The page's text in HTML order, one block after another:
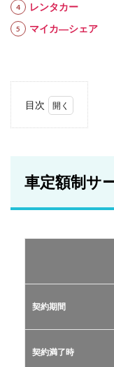
レンタカー
マイカ―シェア
目次
ビス
の比
おす
サー
TOP
2.1
車定額制サ
契約期間
契約満了時